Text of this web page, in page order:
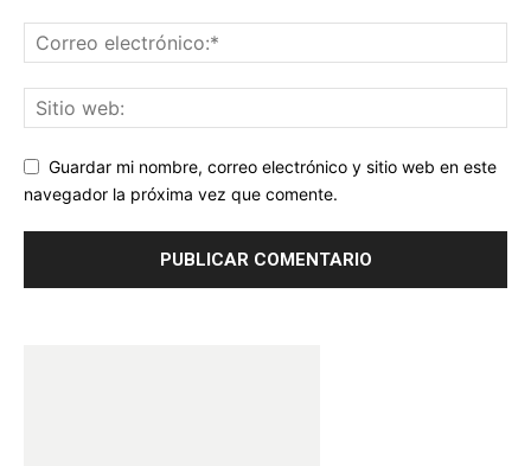
Guardar mi nombre, correo electrónico y sitio web en este
navegador la próxima vez que comente.